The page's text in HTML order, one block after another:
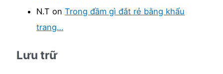
N.T onTrong đầm gì đắt rẻ bằng khẩu
trang…
Lưu trữ